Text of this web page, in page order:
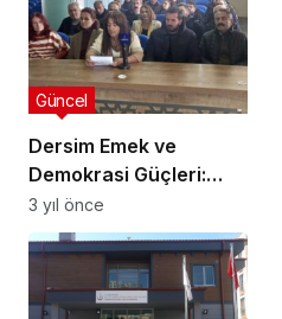
Dersim Emek ve
Demokrasi Güçleri:
Dersim birinci
derecede deprem
bölgesi, hazırlıklı olalım
Güncel
3 yıl önce